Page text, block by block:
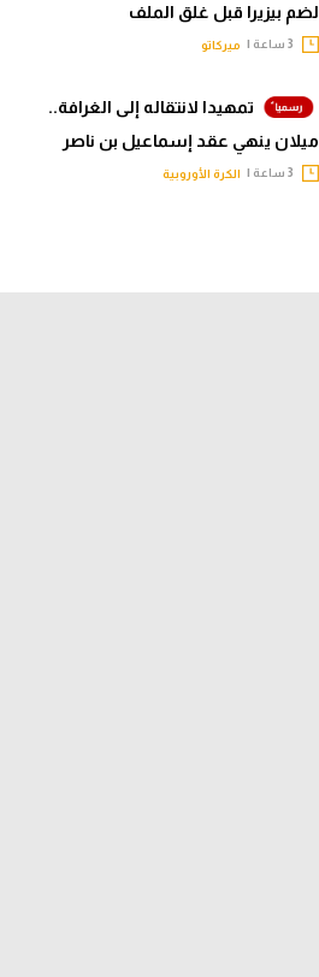
لضم بيزيرا قبل غلق الملف
ميركاتو
تمهيدا لانتقاله إلى الغرافة..
ميلان ينهي عقد إسماعيل بن ناصر
الكرة الأوروبية